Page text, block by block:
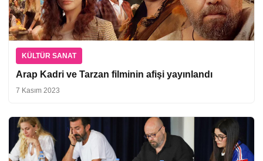
KÜLTÜR SANAT
Arap Kadri ve Tarzan filminin afişi yayınlandı
7 Kasım 2023